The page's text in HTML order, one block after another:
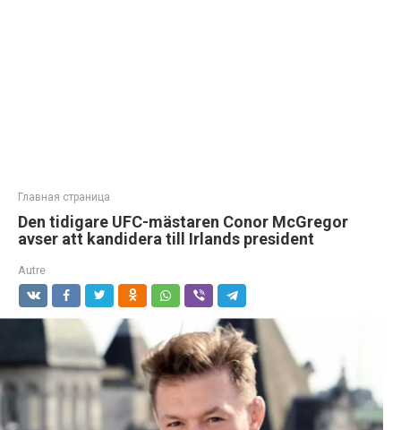
Главная страница
Den tidigare UFC-mästaren Conor McGregor
avser att kandidera till Irlands president
Autre